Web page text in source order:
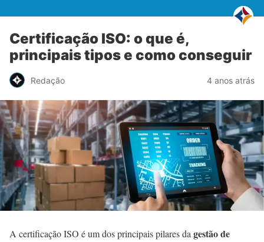
Certificação ISO: o que é,
principais tipos e como conseguir
Redação 4 anos atrás
A certificação ISO é um dos principais pilares da gestão de